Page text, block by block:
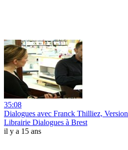
35:08
Dialogues avec Franck Thilliez,
Librairie Dialogues à Brest
il y a 15 ans